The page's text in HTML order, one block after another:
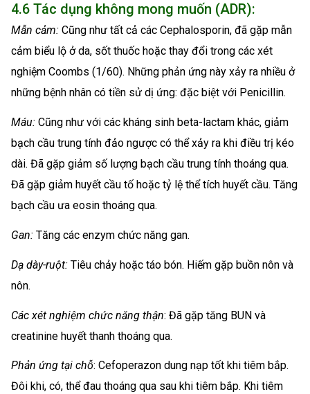
4.6 Tác dụng không mong muốn (ADR):
Mẫn cảm: Cũng như tất cả các Cephalosporin, đã gặp mẫn
cảm biểu lộ ở da, sốt thuốc hoặc thay đổi trong các xét
nghiệm Coombs (1/60). Những phản ứng này xảy ra nhiều ở
những bệnh nhân có tiền sử dị ứng: đặc biệt với Penicillin.
Máu: Cũng như với các kháng sinh beta-lactam khác, giảm
bạch cầu trung tính đảo ngược có thể xảy ra khi điều trị kéo
dài. Đã gặp giảm số lượng bạch cầu trung tính thoáng qua.
Đã gặp giảm huyết cầu tố hoặc tỷ lệ thể tích huyết cầu. Tăng
bạch cầu ưa eosin thoáng qua.
Gan: Tăng các enzym chức năng gan.
Dạ dày-ruột: Tiêu chảy hoặc táo bón. Hiếm gặp buồn nôn và
nôn.
Các xét nghiệm chức năng thận: Đã gặp tăng BUN và
creatinine huyết thanh thoáng qua.
Phản ứng tại chỗ: Cefoperazon dung nạp tốt khi tiêm bắp.
Đôi khi, có, thể đau thoáng qua sau khi tiêm bắp. Khi tiêm